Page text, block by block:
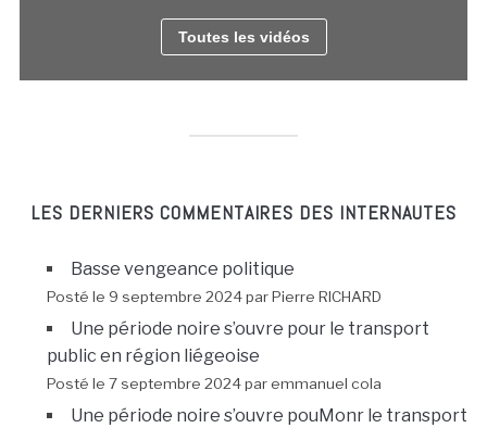
Toutes les vidéos
LES DERNIERS COMMENTAIRES DES INTERNAUTES
Basse vengeance politique
Posté le 9 septembre 2024 par Pierre RICHARD
Une période noire s’ouvre pour le transport
public en région liégeoise
Posté le 7 septembre 2024 par emmanuel cola
Une période noire s’ouvre pouMonr le transport